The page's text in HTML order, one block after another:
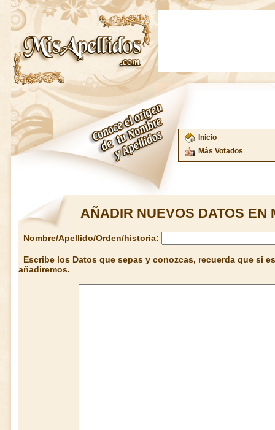
Inicio
Más Votados
AÑADIR NUEVOS DATOS EN
Nombre/Apellido/Orden/historia:
Escribe los Datos que sepas y conozcas, recuerda que si
añadiremos.